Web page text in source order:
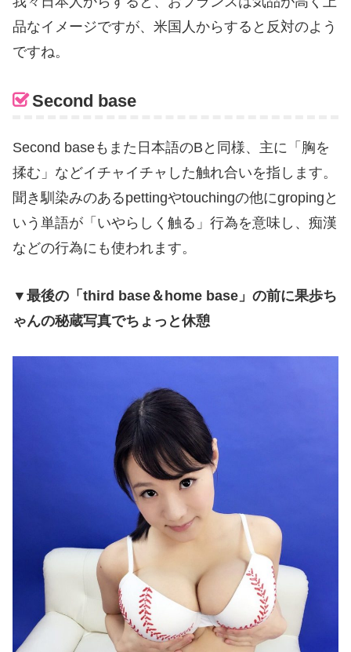
品なイメージですが、米国人からすると反対のよう
ですね。
Second base
Second baseもまた日本語のB と同様、主に「胸を
揉む」などイチャイチャした触れ合いを指します。
聞き馴染みのあるpettingやtouchingの他にgroping と
いう単語が「いやらしく触る」行為を意味し、痴漢
などの行為にも使われます。
▼最後の「third base＆home base」の前に果歩ち
ゃんの秘蔵写真でちょっと休憩